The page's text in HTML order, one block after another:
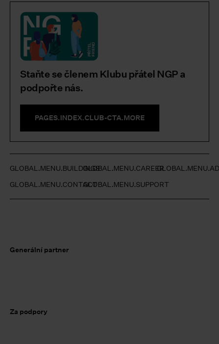
Staňte se členem Klubu přátel NGP a
podpořte nás.
PAGES.INDEX.CLUB-CTA.MORE
GLOBAL.MENU.BUILDINGSGLOBAL.MENU.CAREER
GLOBAL.MENU.CONTACTGLOBAL.MENU.SUPPORT
Generální partner
Za podpory